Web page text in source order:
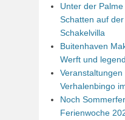
Unter der
Schatten auf
Schakelvilla
Buitenhaven
Werft und
Verhalenbingo
Noch
Ferienwoche